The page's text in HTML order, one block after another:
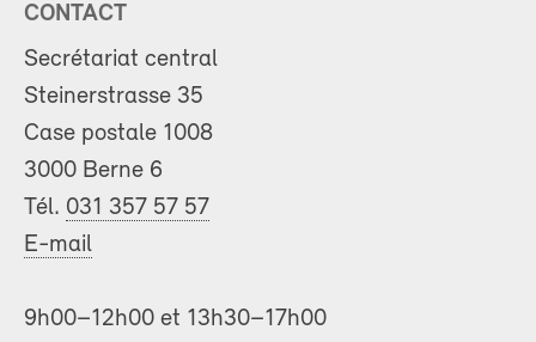
CONTACT
Secrétariat central
Steinerstrasse 35
Case postale 1008
3000 Berne 6
Tél. 031 357 57 57
E-mail
9h00–12h00 et 13h30–17h00